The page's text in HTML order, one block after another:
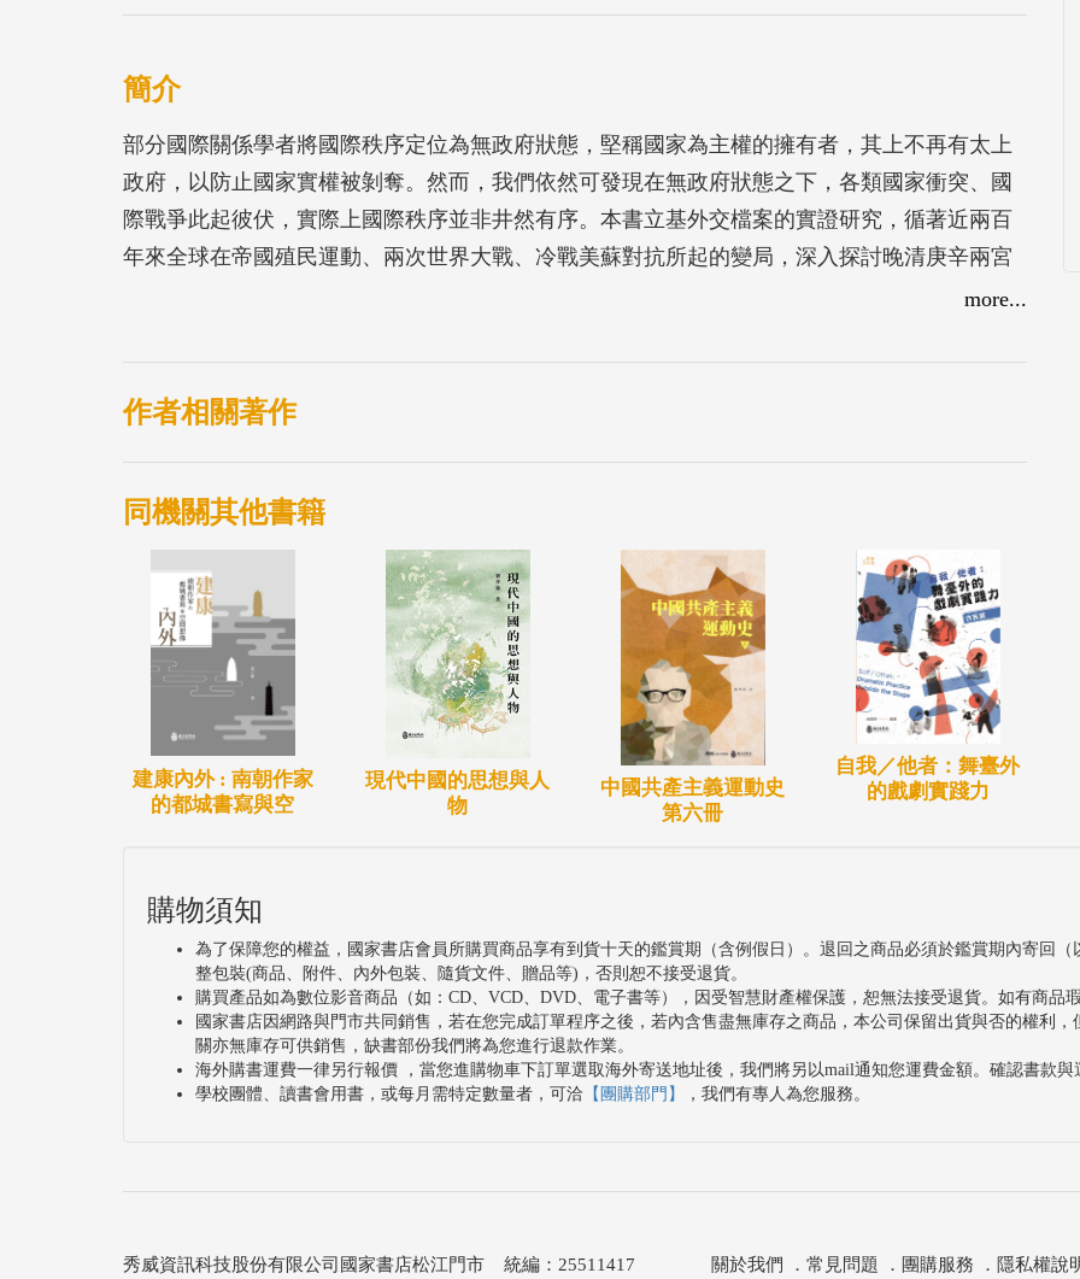
簡介
部分國際關係學者將國際秩序定位為無政府狀態，堅稱國家為主權的擁有者，其上不再有太上
政府，以防止國家實權被剝奪。然而，我們依然可發現在無政府狀態之下，各類國家衝突、國
際戰爭此起彼伏，實際上國際秩序並非井然有序。本書立基外交檔案的實證研究，循著近兩百
年來全球在帝國殖民運動、兩次世界大戰、冷戰美蘇對抗所起的變局，深入探討晚清庚辛兩宮
回鑾始末、一戰中國對戰俘的處理、英國處置廣東海盜對策、中東路事件與國際調解、二戰後
的變動，與深層地探究中國外交的縱橫捭闔。
more...
作者相關著作
同機關其他書籍
建康內外 : 南朝作家
的都城書寫與空
現代中國的思想與人
物
中國共產主義運動史
第六冊
自我／他者：舞臺外
的戲劇實踐力
購物須知
為了保障您的權益，國家書店會員所購買商品享有到貨十天的鑑賞期（含例假日）。退回之商品必須於鑑賞期內寄回
整包裝(商品、附件、內外包裝、隨貨文件、贈品等)，否則恕不接受退貨。
購買產品如為數位影音商品（如：CD、VCD、DVD、電子書等），因受智慧財產權保護，恕無法接受退貨。如有商品
國家書店因網路與門市共同銷售，若在您完成訂單程序之後，若內含售盡無庫存之商品，本公司保留出貨與否的權利
關亦無庫存可供銷售，缺書部份我們將為您進行退款作業。
海外購書運費一律另行報價 ，當您進購物車下訂單選取海外寄送地址後，我們將另以mail通知您運費金額。確認書款
學校團體、讀書會用書，或每月需特定數量者，可洽 【團購部門】 ，我們有專人為您服務。
秀威資訊科技股份有限公司國家書店松江門市 統編：25511417 關於我們 ． 常見問題 ． 團購服務 ． 隱私權說